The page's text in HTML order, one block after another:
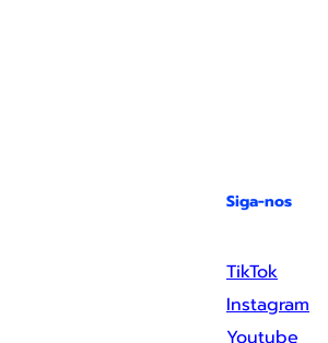
Siga-nos
TikTok
Instagram
Youtube